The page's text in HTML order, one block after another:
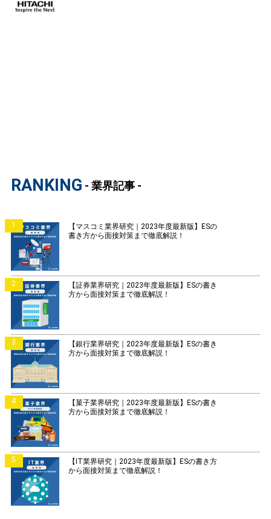
RANKING - 業界記事 -
1
【マスコミ業界研究｜2023年度最新版】ESの
書き方から面接対策まで徹底解説！
2
【証券業界研究｜2023年度最新版】ESの書き
方から面接対策まで徹底解説！
3
【銀行業界研究｜2023年度最新版】ESの書き
方から面接対策まで徹底解説！
4
【菓子業界研究｜2023年度最新版】ESの書き
方から面接対策まで徹底解説！
5
【IT業界研究｜2023年度最新版】ESの書き方
から面接対策まで徹底解説！